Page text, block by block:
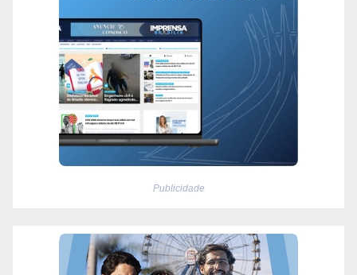
Publicidade